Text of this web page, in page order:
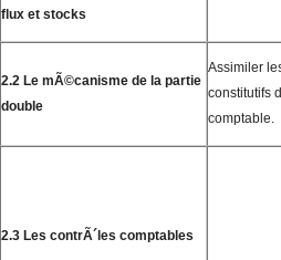
flux et stocks
2.2 Le mÃ©canisme de la partie
double
Assimiler
constitutifs
comptable.
2.3 Les contrÃ´les comptables